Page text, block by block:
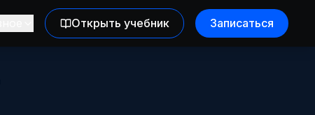
Открыть учебник Записаться